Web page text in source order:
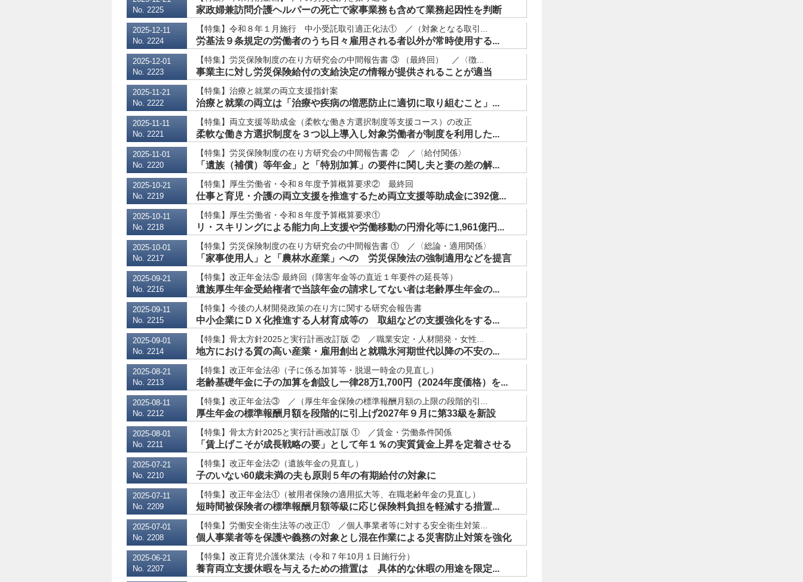
No. 2225
家政婦兼訪問介護ヘルパーの死亡で家事業務も含めて業務起因性を判断
2025-12-11
No. 2224
【特集】令和８年１月施行 中小受託取引適正化法① ／（対象となる取引...
労基法９条規定の労働者のうち日々雇用される者以外が常時使用する...
2025-12-01
No. 2223
【特集】労災保険制度の在り方研究会の中間報告書 ③ （最終回） ／〈徴...
事業主に対し労災保険給付の支給決定の情報が提供されることが適当
2025-11-21
No. 2222
【特集】治療と就業の両立支援指針案
治療と就業の両立は「治療や疾病の増悪防止に適切に取り組むこと」...
2025-11-11
No. 2221
【特集】両立支援等助成金（柔軟な働き方選択制度等支援コース）の改正
柔軟な働き方選択制度を３つ以上導入し対象労働者が制度を利用した...
2025-11-01
No. 2220
【特集】労災保険制度の在り方研究会の中間報告書 ② ／〈給付関係〉
「遺族（補償）等年金」と「特別加算」の要件に関し夫と妻の差の解...
2025-10-21
No. 2219
【特集】厚生労働省・令和８年度予算概算要求② 最終回
仕事と育児・介護の両立支援を推進するため両立支援等助成金に392億...
2025-10-11
No. 2218
【特集】厚生労働省・令和８年度予算概算要求①
リ・スキリングによる能力向上支援や労働移動の円滑化等に1,961億円...
2025-10-01
No. 2217
【特集】労災保険制度の在り方研究会の中間報告書 ① ／〈総論・適用関係〉
「家事使用人」と「農林水産業」への 労災保険法の強制適用などを提言
2025-09-21
No. 2216
【特集】改正年金法⑤ 最終回（障害年金等の直近１年要件の延長等）
遺族厚生年金受給権者で当該年金の請求してない者は老齢厚生年金の...
2025-09-11
No. 2215
【特集】今後の人材開発政策の在り方に関する研究会報告書
中小企業にＤＸ化推進する人材育成等の 取組などの支援強化をする...
2025-09-01
No. 2214
【特集】骨太方針2025と実行計画改訂版 ② ／職業安定・人材開発・女性...
地方における質の高い産業・雇用創出と就職氷河期世代以降の不安の...
2025-08-21
No. 2213
【特集】改正年金法④（子に係る加算等・脱退一時金の見直し）
老齢基礎年金に子の加算を創設し一律28万1,700円（2024年度価格）を...
2025-08-11
No. 2212
【特集】改正年金法③ ／（厚生年金保険の標準報酬月額の上限の段階的引...
厚生年金の標準報酬月額を段階的に引上げ2027年９月に第33級を新設
2025-08-01
No. 2211
【特集】骨太方針2025と実行計画改訂版 ① ／賃金・労働条件関係
「賃上げこそが成長戦略の要」として年１％の実質賃金上昇を定着させる
2025-07-21
No. 2210
【特集】改正年金法②（遺族年金の見直し）
子のいない60歳未満の夫も原則５年の有期給付の対象に
2025-07-11
No. 2209
【特集】改正年金法①（被用者保険の適用拡大等、在職老齢年金の見直し）
短時間被保険者の標準報酬月額等級に応じ保険料負担を軽減する措置...
2025-07-01
No. 2208
【特集】労働安全衛生法等の改正① ／個人事業者等に対する安全衛生対策...
個人事業者等を保護や義務の対象とし混在作業による災害防止対策を強化
2025-06-21
No. 2207
【特集】改正育児介護休業法（令和７年10月１日施行分）
養育両立支援休暇を与えるための措置は 具体的な休暇の用途を限定...